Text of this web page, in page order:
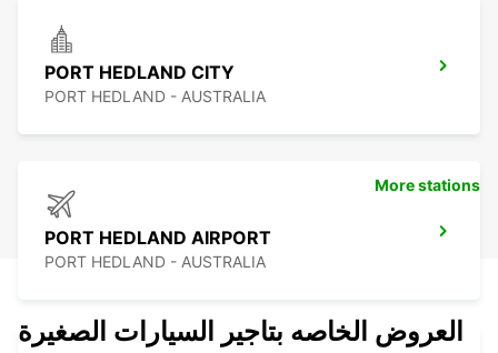
PORT HEDLAND CITY
PORT HEDLAND - AUSTRALIA
PORT HEDLAND AIRPORT
PORT HEDLAND - AUSTRALIA
More stations
العروض الخاصه بتاجير السيارات الصغيرة